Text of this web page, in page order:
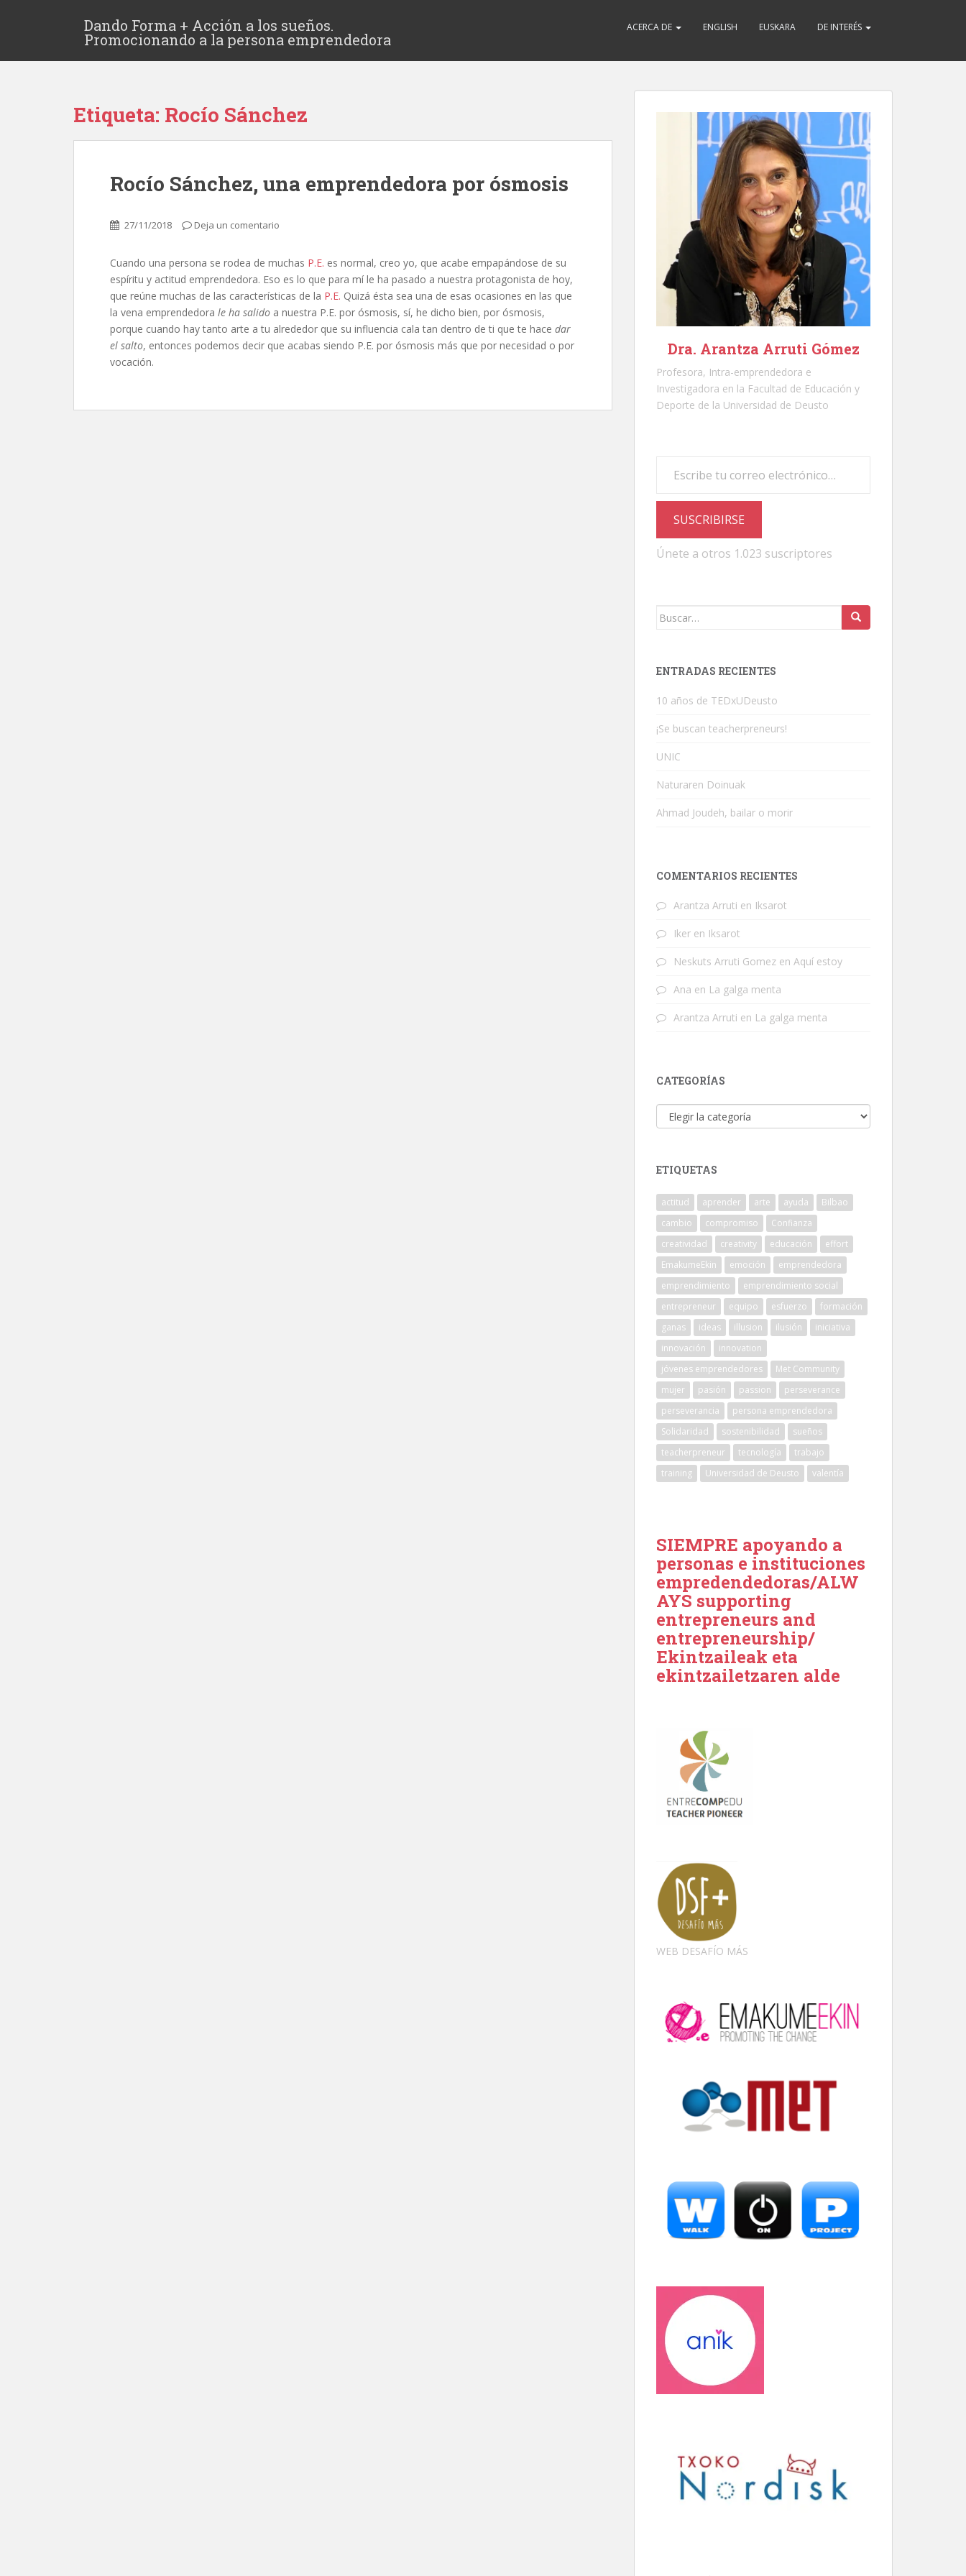
Dando Forma + Acción a los sueños.
Promocionando a la persona emprendedora
ACERCA DE ENGLISH EUSKARA DE INTERÉS
Etiqueta: Rocío Sánchez
Rocío Sánchez, una emprendedora por ósmosis
27/11/2018 Deja un comentario
Cuando una persona se rodea de muchas P.E. es normal, creo yo, que acabe empapándose de su
espíritu y actitud emprendedora. Eso es lo que para mí le ha pasado a nuestra protagonista de hoy,
que reúne muchas de las características de la P.E. Quizá ésta sea una de esas ocasiones en las que
la vena emprendedora le ha salido a nuestra P.E. por ósmosis, sí, he dicho bien, por ósmosis,
porque cuando hay tanto arte a tu alrededor que su influencia cala tan dentro de ti que te hace dar
el salto, entonces podemos decir que acabas siendo P.E. por ósmosis más que por necesidad o por
vocación.
Dra. Arantza Arruti Gómez
Profesora, Intra-emprendedora e
Investigadora en la Facultad de Educación y
Deporte de la Universidad de Deusto
SUSCRIBIRSE
Únete a otros 1.023 suscriptores
Buscar:
ENTRADAS RECIENTES
10 años de TEDxUDeusto
¡Se buscan teacherpreneurs!
UNIC
Naturaren Doinuak
Ahmad Joudeh, bailar o morir
COMENTARIOS RECIENTES
Arantza Arruti en Iksarot
Iker en Iksarot
Neskuts Arruti Gomez en Aquí estoy
Ana en La galga menta
Arantza Arruti en La galga menta
CATEGORÍAS
Categorías
ETIQUETAS
actitud aprender arte ayuda
Bilbao
cambio
compromiso
Confianza
creatividad
creativity educación
effort
EmakumeEkin
emoción
emprendedora
emprendimiento
emprendimiento social
entrepreneur
equipo esfuerzo
formación
ganas
ideas illusion ilusión
iniciativa
innovación
innovation
jóvenes emprendedores
Met Community
mujer
pasión passion
perseverance
perseverancia
persona emprendedora
Solidaridad
sostenibilidad
sueños
teacherpreneur
tecnología
trabajo
training
Universidad de Deusto valentía
SIEMPRE apoyando a
personas e instituciones
empredendedoras/ALW
AYS supporting
entrepreneurs and
entrepreneurship/
Ekintzaileak eta
ekintzailetzaren alde
WEB DESAFÍO MÁS